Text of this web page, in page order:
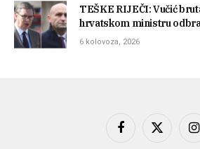
TEŠKE RIJEČI: Vučić
hrvatskom ministru
6 kolovoza, 2026
Facebook
X